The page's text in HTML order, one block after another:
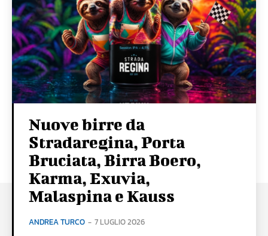
Nuove birre da
Stradaregina, Porta
Bruciata, Birra Boero,
Karma, Exuvia,
Malaspina e Kauss
ANDREA TURCO - 7 LUGLIO 2026